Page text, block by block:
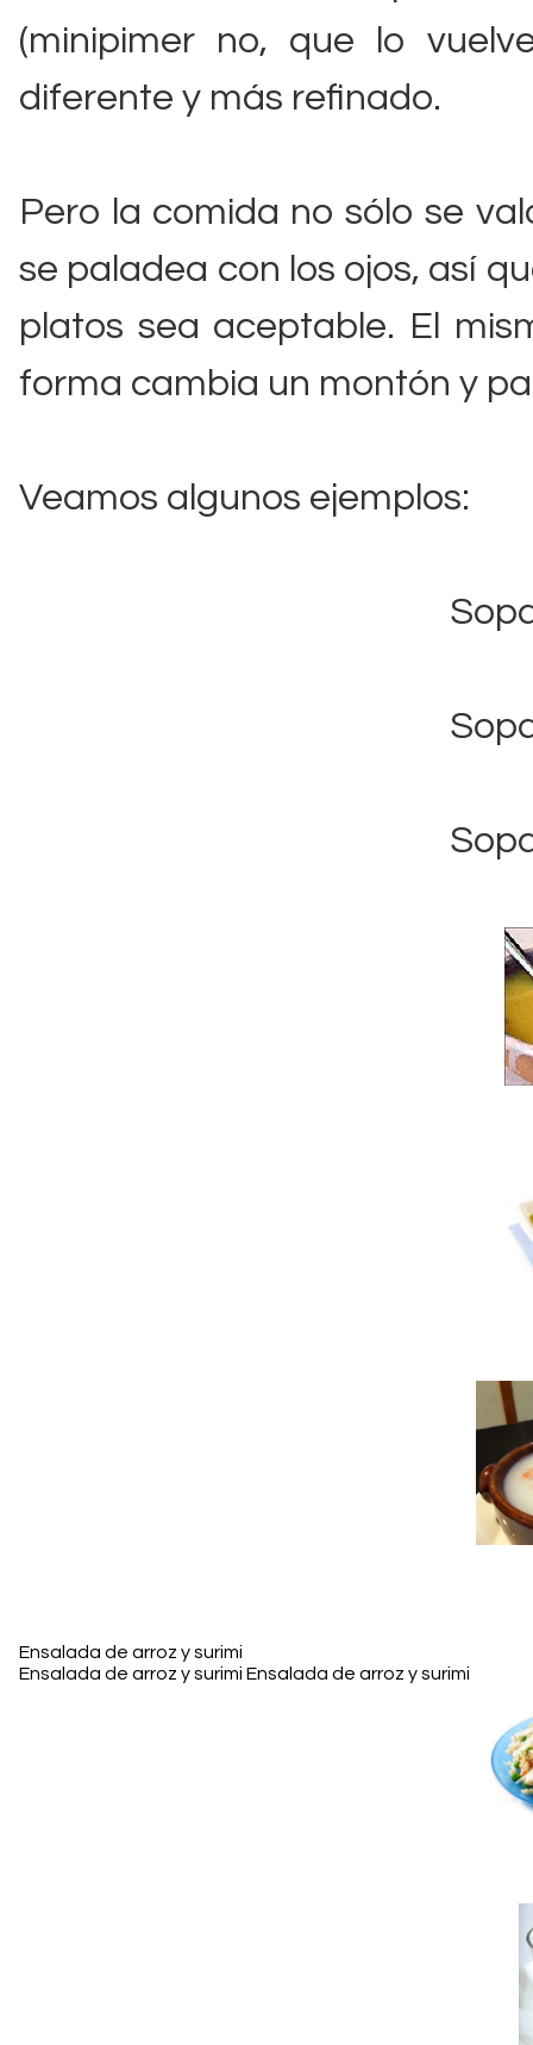
(minipimer no, que lo
diferente y más refinado.
Pero la comida no sólo se
se paladea con los ojos, así
platos sea aceptable. El
forma cambia un montón y
Veamos algunos ejemplos:
Ensalada de arroz y surimi
Ensalada de arroz y surimi Ensalada de arroz y surimi